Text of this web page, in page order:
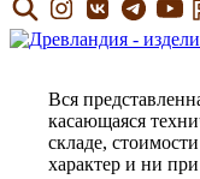
Вся
касающаяся
складе,
характер и ни